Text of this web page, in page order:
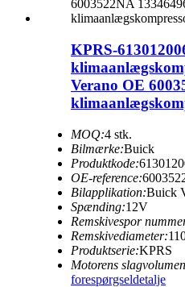
KPRS-
Verano OE
MOQ:4 stk.
Bilmærke:Buick
Produktkode:
OE-reference:
Bilapplikation:Buick
Spænding:12V
Remskivespor
Remskivediameter:
Produktserie:KPRS
Motorens
forespørgseldetalje